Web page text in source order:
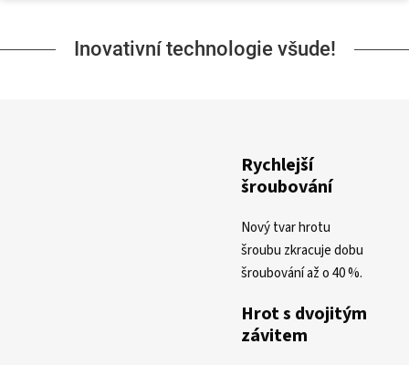
Inovativní technologie všude!
Rychlejší
šroubování
Nový tvar hrotu
šroubu zkracuje dobu
šroubování až o 40 %.
Hrot s dvojitým
závitem